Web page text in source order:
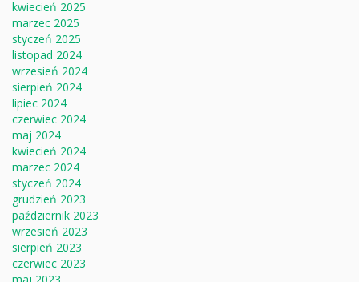
kwiecień 2025
marzec 2025
styczeń 2025
listopad 2024
wrzesień 2024
sierpień 2024
lipiec 2024
czerwiec 2024
maj 2024
kwiecień 2024
marzec 2024
styczeń 2024
grudzień 2023
październik 2023
wrzesień 2023
sierpień 2023
czerwiec 2023